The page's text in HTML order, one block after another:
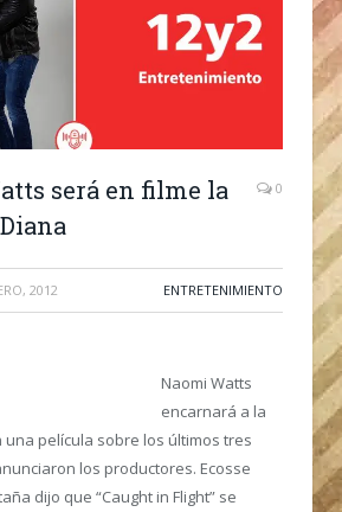
será en filme la
0
2012 ENTRETENIMIENTO
Naomi Watts
encarnará a la
una película sobre los últimos tres
los productores. Ecosse
dijo que “Caught in Flight” se